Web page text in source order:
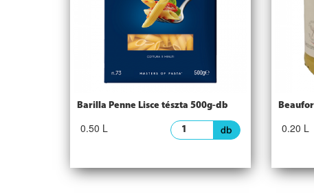
Barilla Penne Lisce tészta 500g-db
0.50 L 0.20 L